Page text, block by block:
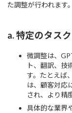
た調整が行われます。
a.特定のタス
微調整は、
ト、翻訳、技
す。たとえば
は、顧客対応
され、より精
具体的な業界